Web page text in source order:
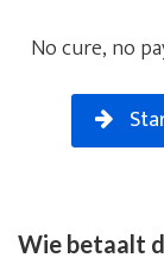
No cure, no
Wie betaalt